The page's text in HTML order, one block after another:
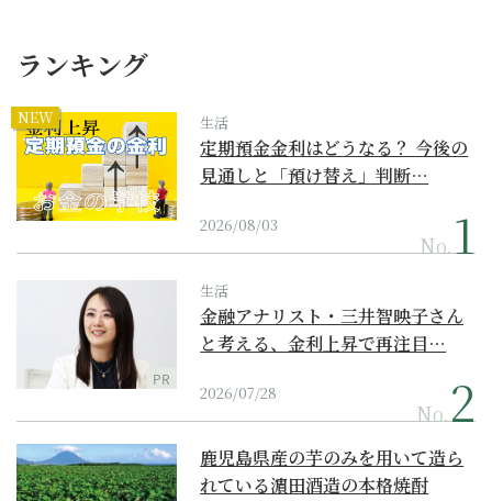
ランキング
NEW 生活
定期預金金利はどうなる？ 今後の
見通しと「預け替え」判断…
2026/08/03
No.
PR
生活
金融アナリスト・三井智映子さん
と考える、金利上昇で再注目…
2026/07/28
No.
鹿児島県産の芋のみを用いて造ら
れている濵田酒造の本格焼酎